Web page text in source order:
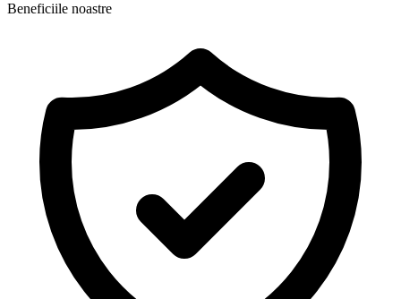
Beneficiile noastre